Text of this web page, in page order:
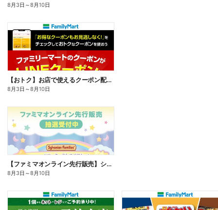
8月3日 ～8月10日
【おトク】お店で使えるクーポン配信中
8月3日 ～8月10日
【ファミマオンライン先行販売】シルバニアファミリー
8月3日 ～8月10日